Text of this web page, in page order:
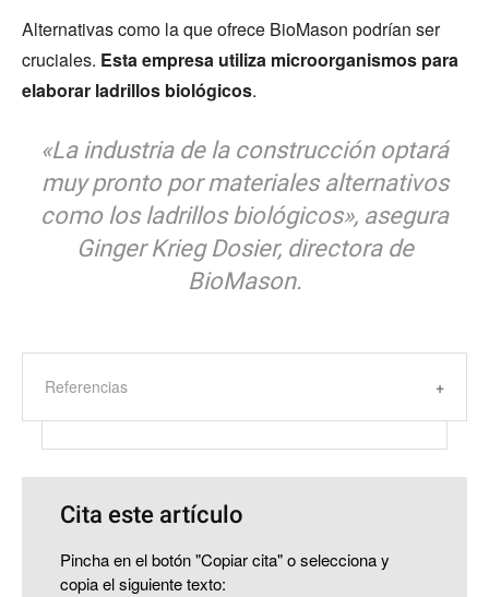
Alternativas como la que ofrece BioMason podrían ser
cruciales. Esta empresa utiliza microorganismos para
elaborar ladrillos biológicos.
«La industria de la construcción optará
muy pronto por materiales alternativos
como los ladrillos biológicos», asegura
Ginger Krieg Dosier, directora de
BioMason.
Referencias
Cita este artículo
Pincha en el botón "Copiar cita" o selecciona y
copia el siguiente texto: